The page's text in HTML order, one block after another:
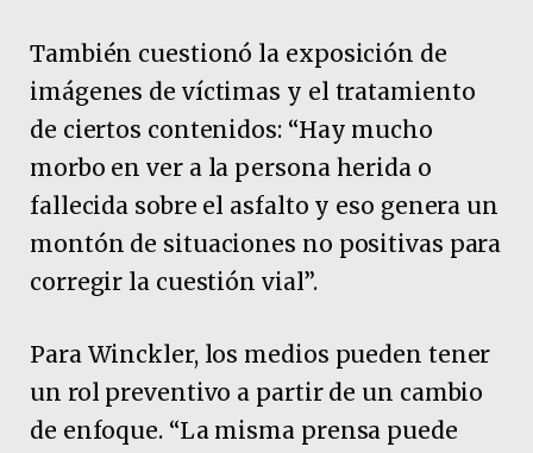
También cuestionó la exposición de
imágenes de víctimas y el tratamiento
de ciertos contenidos: “Hay mucho
morbo en ver a la persona herida o
fallecida sobre el asfalto y eso genera un
montón de situaciones no positivas para
corregir la cuestión vial”.
Para Winckler, los medios pueden tener
un rol preventivo a partir de un cambio
de enfoque. “La misma prensa puede